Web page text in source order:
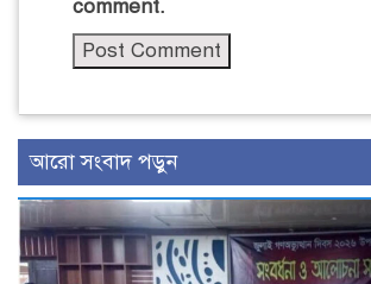
comment.
আরো সংবাদ পড়ুন